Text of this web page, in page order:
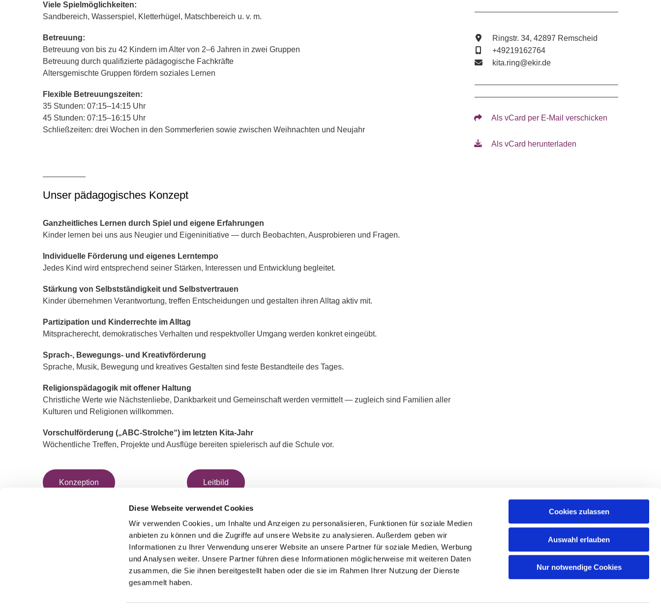
Diese Webseite verwendet Cookies
Wir verwenden Cookies, um Inhalte und Anzeigen zu personalisieren, Funktionen für soziale Medien
anbieten zu können und die Zugriffe auf unsere Website zu analysieren. Außerdem geben wir
Informationen zu Ihrer Verwendung unserer Website an unsere Partner für soziale Medien, Werbung
und Analysen weiter. Unsere Partner führen diese Informationen möglicherweise mit weiteren Daten
zusammen, die Sie ihnen bereitgestellt haben oder die sie im Rahmen Ihrer Nutzung der Dienste
gesammelt haben.
Cookies zulassen
Auswahl erlauben
Nur notwendige Cookies
Viele Spielmöglichkeiten:
Sandbereich, Wasserspiel, Kletterhügel, Matschbereich u. v. m.
Betreuung:
Betreuung von bis zu 42 Kindern im Alter von 2–6 Jahren in zwei Gruppen
Betreuung durch qualifizierte pädagogische Fachkräfte
Altersgemischte Gruppen fördern soziales Lernen
Flexible Betreuungszeiten:
35 Stunden: 07:15–14:15 Uhr
45 Stunden: 07:15–16:15 Uhr
Schließzeiten: drei Wochen in den Sommerferien sowie zwischen Weihnachten und Neujahr
Ringstr. 34, 42897 Remscheid
+49219162764
kita.ring@ekir.de
Als vCard per E-Mail verschicken
Als vCard herunterladen
Unser pädagogisches Konzept
Ganzheitliches Lernen durch Spiel und eigene Erfahrungen
Kinder lernen bei uns aus Neugier und Eigeninitiative — durch Beobachten, Ausprobieren und Fragen.
Individuelle Förderung und eigenes Lerntempo
Jedes Kind wird entsprechend seiner Stärken, Interessen und Entwicklung begleitet.
Stärkung von Selbstständigkeit und Selbstvertrauen
Kinder übernehmen Verantwortung, treffen Entscheidungen und gestalten ihren Alltag aktiv mit.
Partizipation und Kinderrechte im Alltag
Mitspracherecht, demokratisches Verhalten und respektvoller Umgang werden konkret eingeübt.
Sprach-, Bewegungs- und Kreativförderung
Sprache, Musik, Bewegung und kreatives Gestalten sind feste Bestandteile des Tages.
Religionspädagogik mit offener Haltung
Christliche Werte wie Nächstenliebe, Dankbarkeit und Gemeinschaft werden vermittelt — zugleich sind Familien aller
Kulturen und Religionen willkommen.
Vorschulförderung („ABC-Strolche“) im letzten Kita-Jahr
Wöchentliche Treffen, Projekte und Ausflüge bereiten spielerisch auf die Schule vor.
Konzeption Leitbild
49 2191 96810 GESCHWISTER-SCHOLL-STRASSE 1A SUPERINTENDENTUR.LENNEP@EKIR.DE
Impressum ChurchDesk-Login